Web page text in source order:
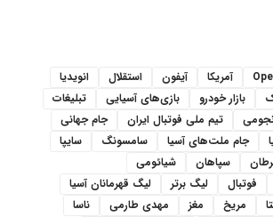
آمریکا آیفون استقلال
انویدیا
بازار خودرو بازی‌های آسیایی
تبلیغات
تیم ملی فوتبال ایران
جام جهانی
جام ملت‌های آسیا سامسونگ
سایپا
سپاهان
شیائومی
فوتبال لیگ برتر
لیگ قهرمانان آسیا
مریخ مغز مهدی طارمی
ناسا